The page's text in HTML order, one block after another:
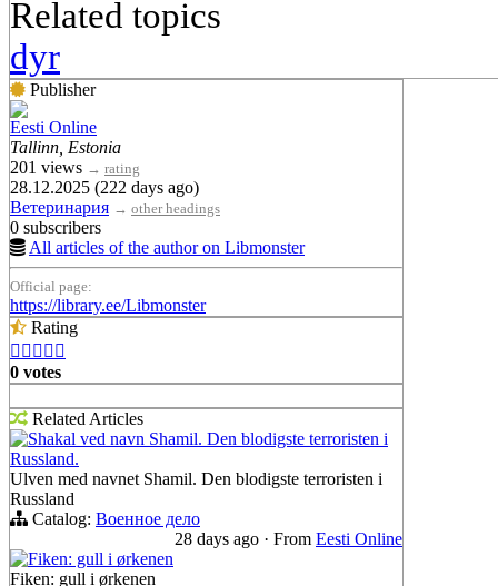
Related topics
dyr
Publisher
Eesti Online
Tallinn, Estonia
201 views → rating
28.12.2025 (222 days ago)
Ветеринария → other headings
0 subscribers
All articles of the author on Libmonster
Official page:
https://library.ee/Libmonster
Rating
    
0 votes
Related Articles
Shakal ved navn Shamil. Den blodigste terroristen i
Russland.
Ulven med navnet Shamil. Den blodigste terroristen i
Russland
Catalog: Военное дело
28 days ago · From Eesti Online
Fiken: gull i ørkenen
Fiken: gull i ørkenen